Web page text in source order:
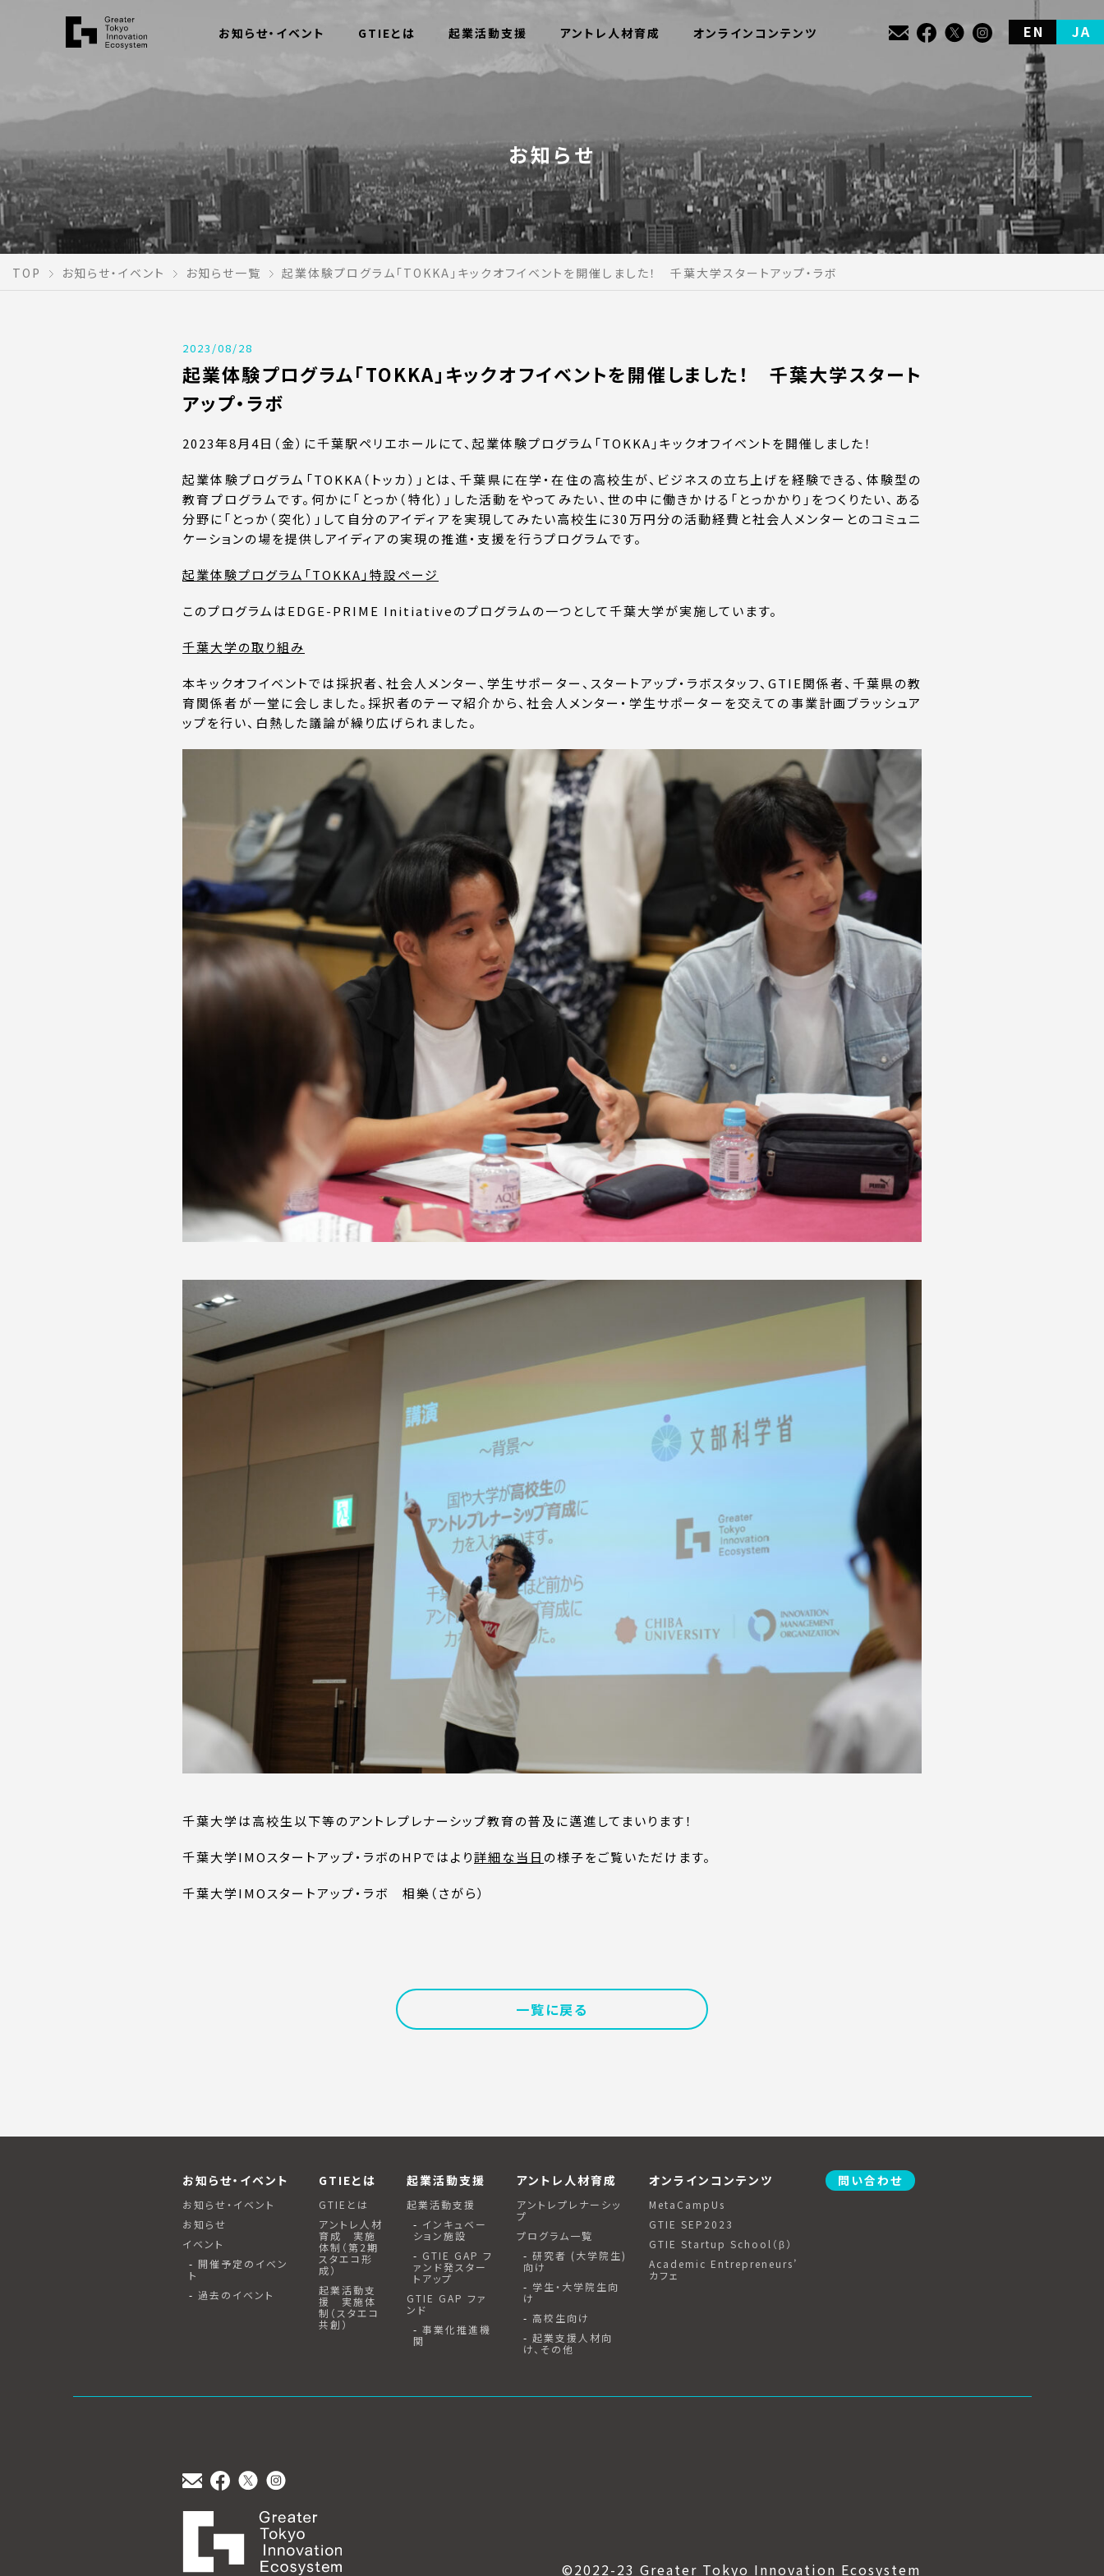
お知らせ・イベント GTIEとは 起業活動支援 アントレ人材育成 オンラインコンテンツ EN JA
お知らせ
TOP お知らせ・イベント お知らせ一覧 起業体験プログラム「TOKKA」キックオフイベントを開催しました！ 千葉大学スタートアップ・ラボ
2023/08/28
起業体験プログラム「TOKKA」キックオフイベントを開催しました！ 千葉大学スタート
アップ・ラボ
2023年8月4日（金）に千葉駅ペリエホールにて、起業体験プログラム「TOKKA」キックオフイベントを開催しました！
起業体験プログラム「TOKKA（トッカ）」とは、千葉県に在学・在住の高校生が、ビジネスの立ち上げを経験できる、体験型の
教育プログラムです。何かに「とっか（特化）」した活動をやってみたい、世の中に働きかける「とっかかり」をつくりたい、ある
分野に「とっか（突化）」して自分のアイディアを実現してみたい高校生に30万円分の活動経費と社会人メンターとのコミュニ
ケーションの場を提供しアイディアの実現の推進・支援を行うプログラムです。
起業体験プログラム「TOKKA」特設ページ
このプログラムはEDGE-PRIME Initiativeのプログラムの一つとして千葉大学が実施しています。
千葉大学の取り組み
本キックオフイベントでは採択者、社会人メンター、学生サポーター、スタートアップ・ラボスタッフ、GTIE関係者、千葉県の教
育関係者が一堂に会しました。採択者のテーマ紹介から、社会人メンター・学生サポーターを交えての事業計画ブラッシュア
ップを行い、白熱した議論が繰り広げられました。
千葉大学は高校生以下等のアントレプレナーシップ教育の普及に邁進してまいります！
千葉大学IMOスタートアップ・ラボのHPではより詳細な当日 の様子をご覧いただけます。
千葉大学IMOスタートアップ・ラボ 相樂（さがら）
一覧に戻る
お知らせ・イベント
お知らせ・イベント
お知らせ
イベント
開催予定のイベン
ト
過去のイベント
GTIEとは
GTIEとは
アントレ人材
育成 実施
体制（第2期
スタエコ形
成）
起業活動支
援 実施体
制（スタエコ
共創）
起業活動支援
起業活動支援
インキュベー
ション施設
GTIE GAP フ
ァンド発スター
トアップ
GTIE GAP ファ
ンド
事業化推進機
関
アントレ人材育成
アントレプレナーシッ
プ
プログラム一覧
研究者 (大学院生)
向け
学生・大学院生向
け
高校生向け
起業支援人材向
け、その他
オンラインコンテンツ
MetaCampUs
GTIE SEP2023
GTIE Startup School（β）
Academic Entrepreneurs’
カフェ
問い合わせ
©2022-23 Greater Tokyo Innovation Ecosystem